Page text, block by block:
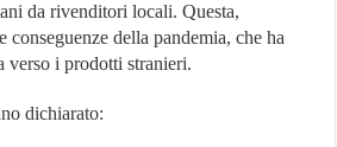
da rivenditori locali. Questa,
conseguenze della pandemia, che ha
verso i prodotti stranieri.
dichiarato: